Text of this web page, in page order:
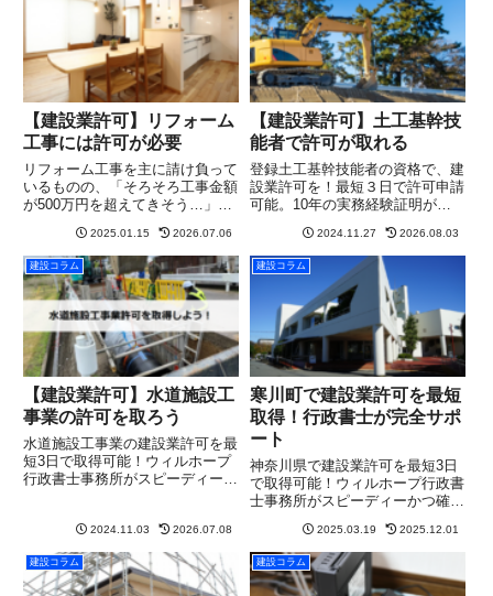
【建設業許可】リフォーム
工事には許可が必要
リフォーム工事を主に請け負って
いるものの、「そろそろ工事金額
が500万円を超えてきそう…」
ように言われた…」「無許可業者
には工事を発注できないと言われ
た…」そんな状況に直面し、「ど
うすれば建設業許可が取れるの
か...
2025.01.15 2026.07.06
【建設業許可】土工基幹技
能者で許可が取れる
登録土工基幹技能者の資格で、建
設業許可を！最短３日で許可申請
可能。10年の実務経験証明が不
や業種追加に有利。申請のポイン
トや注意点もわかりやすく解説し
ます。
2024.11.27 2026.08.03
建設コラム
【建設業許可】水道施設工
事業の許可を取ろう
水道施設工事業の建設業許可を最
短3日で取得可能！ウィルホープ
行政書士事務所がスピーディーか
2024.11.03 2026.07.08
建設コラム
寒川町で建設業許可を最短
取得！行政書士が完全サポ
ート
神奈川県で建設業許可を最短3日
で取得可能！ウィルホープ行政書
士事務所がスピーディーかつ確実
2025.03.19 2025.12.01
建設コラム 建設コラム